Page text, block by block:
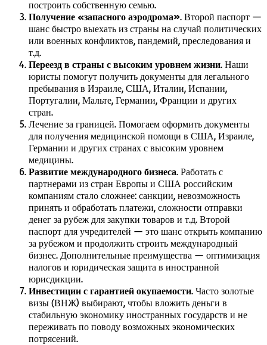
построить собственную семью.
Получение «запасного аэродрома». Второй паспорт —
шанс быстро выехать из страны на случай политических
или военных конфликтов, пандемий, преследования и
т.д.
Переезд в страны с высоким уровнем жизни. Наши
юристы помогут получить документы для легального
пребывания в Израиле, США, Италии, Испании,
Португалии, Мальте, Германии, Франции и других
стран.
Лечение за границей. Помогаем оформить документы
для получения медицинской помощи в США, Израиле,
Германии и других странах с высоким уровнем
медицины.
Развитие международного бизнеса. Работать с
партнерами из стран Европы и США российским
компаниям стало сложнее: санкции, невозможность
принять и обработать платежи, сложности отправки
денег за рубеж для закупки товаров и т.д. Второй
паспорт для учредителей — это шанс открыть компанию
за рубежом и продолжить строить международный
бизнес. Дополнительные преимущества — оптимизация
налогов и юридическая защита в иностранной
юрисдикции.
Инвестиции с гарантией окупаемости. Часто золотые
визы (ВНЖ) выбирают, чтобы вложить деньги в
стабильную экономику иностранных государств и не
переживать по поводу возможных экономических
потрясений.